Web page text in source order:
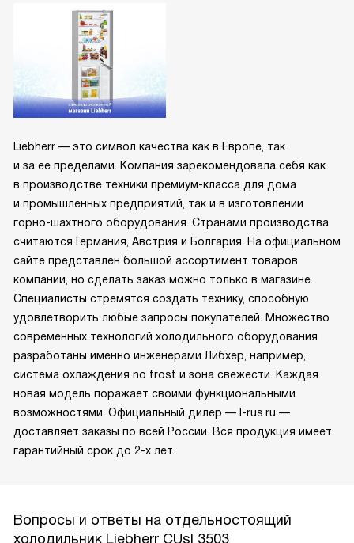
Liebherr — это символ качества как в Европе, так
и за ее пределами. Компания зарекомендовала себя как
в производстве техники премиум-класса для дома
и промышленных предприятий, так и в изготовлении
горно-шахтного оборудования. Странами производства
считаются Германия, Австрия и Болгария. На официальном
сайте представлен большой ассортимент товаров
компании, но сделать заказ можно только в магазине.
Специалисты стремятся создать технику, способную
удовлетворить любые запросы покупателей. Множество
современных технологий холодильного оборудования
разработаны именно инженерами Либхер, например,
система охлаждения no frost и зона свежести. Каждая
новая модель поражает своими функциональными
возможностями. Официальный дилер — l-rus.ru —
доставляет заказы по всей России. Вся продукция имеет
гарантийный срок до 2-х лет.
Вопросы и ответы на отдельностоящий
холодильник Liebherr CUsl 3503